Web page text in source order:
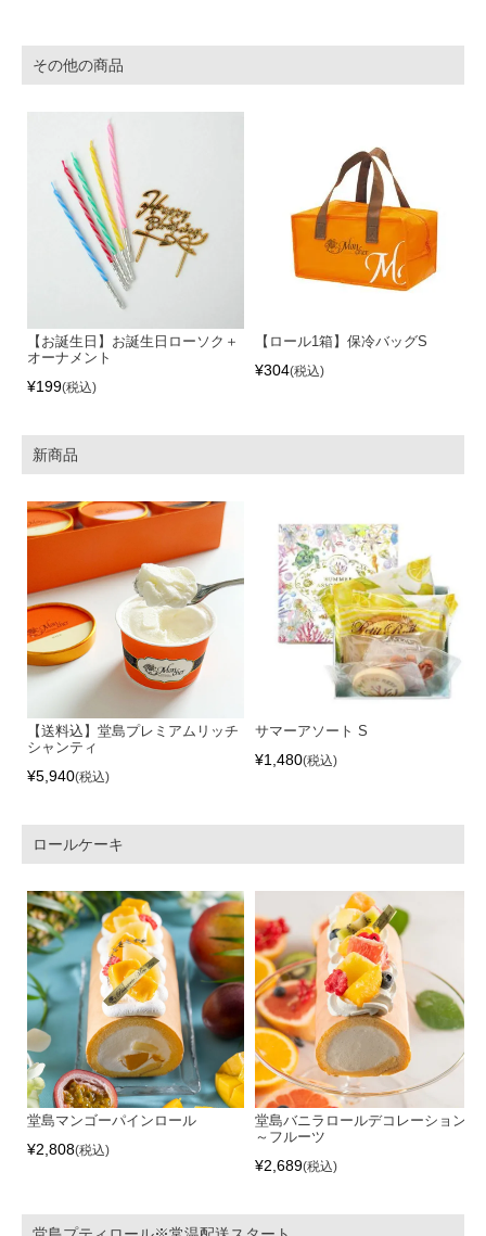
その他の商品
【お誕生日】お誕生日ローソク＋
オーナメント
¥199 税込
【ロール1箱】保冷バッグS
¥304 税込
新商品
【送料込】堂島プレミアムリッチ
シャンティ
¥5,940 税込
サマーアソート S
¥1,480 税込
ロールケーキ
堂島マンゴーパインロール
¥2,808 税込
堂島バニラロールデコレーション
～フルーツ
¥2,689 税込